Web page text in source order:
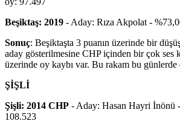
Beşiktaş: 2019 - Aday: Rıza Akpolat -
Sonuç: Beşiktaşta 3 puanın üzerinde bir
aday gösterilmesine CHP içinden bir çok ses
üzerinde oy kaybı var. Bu rakam bu
ŞİŞLİ
Şişli: 2014 CHP - Aday: Hasan Hayri İnönü
108.523